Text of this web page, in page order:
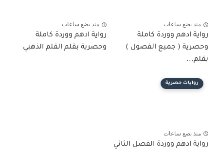
منذ بضع ساعات
رواية ادهم ووردة كاملة
وحصرية ( جميع الفصول )
بقلم...
منذ بضع ساعات
رواية ادهم ووردة كاملة
وحصرية بقلم القلم الذهبي
روايات حصرية
منذ بضع ساعات
رواية ادهم ووردة الفصل الثاني